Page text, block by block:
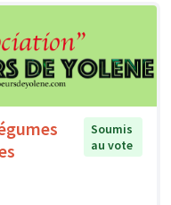
Soumis
au vote